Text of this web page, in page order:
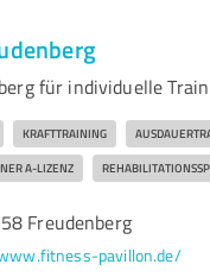
für individuelle
KRAFTTRAINING
A-LIZENZ
Freudenberg
pavillon.de/